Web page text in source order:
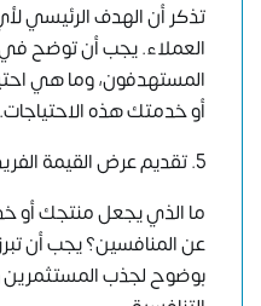
تذكر أن الهدف الرئيسي
العملاء. يجب أن توضح
المستهدفون، وما هي
أو خدمتك هذه الاحتياجات.
5. تقديم عرض القيمة الفريد
ما الذي يجعل منتجك أو
عن المنافسين؟ يجب أن
بوضوح لجذب